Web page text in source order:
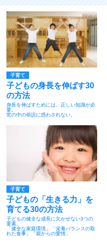
子育て
子どもの身長を伸ばす30
の方法
身長を伸ばすためには、正しい知識が必
要。
世の中の俗説に惑わされない。
子育て
子どもの「生きる力」を
育てる30の方法
子どもの健全な成長に欠かせない3つの
要素。
「健全な家庭環境」「栄養バランスの取
れた食事」「親からの愛情」